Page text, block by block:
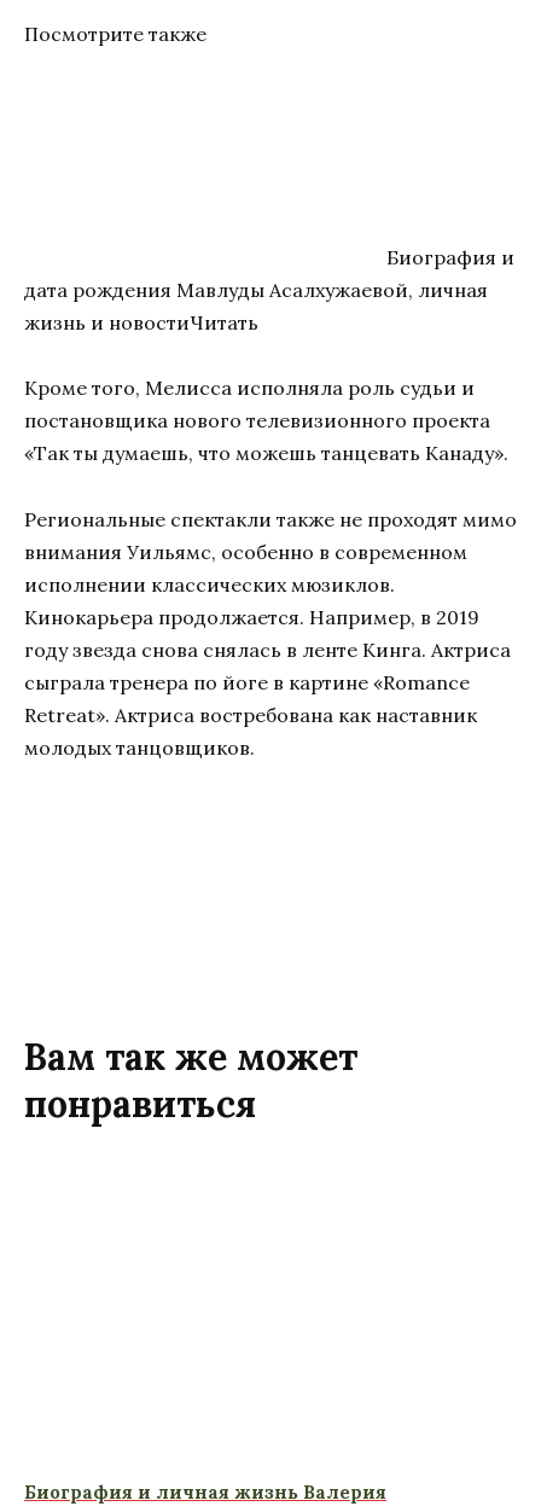
Посмотрите также
Биография и
дата рождения Мавлуды Асалхужаевой, личная
жизнь и новостиЧитать
Кроме того, Мелисса исполняла роль судьи и
постановщика нового телевизионного проекта
«Так ты думаешь, что можешь танцевать Канаду».
Региональные спектакли также не проходят мимо
внимания Уильямс, особенно в современном
исполнении классических мюзиклов.
Кинокарьера продолжается. Например, в 2019
году звезда снова снялась в ленте Кинга. Актриса
сыграла тренера по йоге в картине «Romance
Retreat». Актриса востребована как наставник
молодых танцовщиков.
Вам так же может
понравиться
Биография и личная жизнь Валерия